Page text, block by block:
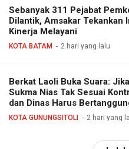
Sebanyak 311 Pejabat
Dilantik, Amsakar Tekankan
Kinerja Melayani
KOTA BATAM 2 hari yang lalu
Berkat Laoli Buka Suara:
Sukma Nias Tak Sesuai
dan Dinas Harus
KOTA GUNUNGSITOLI 2 hari yang